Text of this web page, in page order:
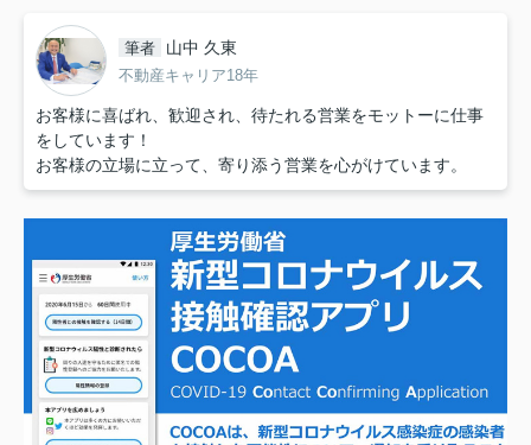
筆者 山中 久東
不動産キャリア18年
お客様に喜ばれ、歓迎され、待たれる営業をモットーに仕事
をしています！
お客様の立場に立って、寄り添う営業を心がけています。